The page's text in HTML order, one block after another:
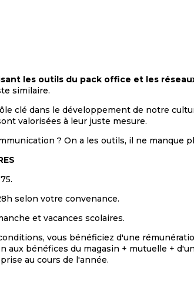
les outils du pack office et les
similaire.
clé dans le développement de notre
valorisées à leur juste mesure.
? On a les outils, il ne manque
selon votre convenance.
et vacances scolaires.
vous bénéficiez d'une
bénéfices du magasin + mutuelle +
au cours de l'année.